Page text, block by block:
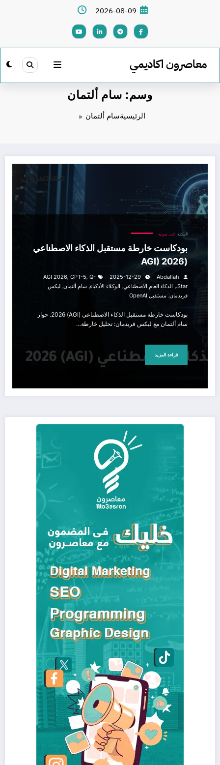
2026-08-09
معاصرون اكاديمي
وسم: سام ألتمان
الرئيسيةسام ألتمان
المكتبة كتب صوتية
بودكاست خارطة مستقبل الذكاء الاصطناعي
(AGI) 2026
Abdallah
2025-12-29
AGI 2026, GPT-5, Q-
Star.
, الذكاء العام الاصطناعي, الوكلاء الأذكياء, سام ألتمان, ليكس
فريدمان, مستقبل OpenAI
بودكاست خارطة مستقبل الذكاء الاصطناعي (AGI) 2026. حوار
سام ألتمان مع ليكس فريدمان: تحليل خارطة…
قراءة المزيد